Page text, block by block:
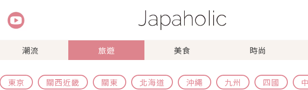
潮流 旅遊 美食 時尚
東京 關西近畿 關東 北海道 沖繩 九州 四國